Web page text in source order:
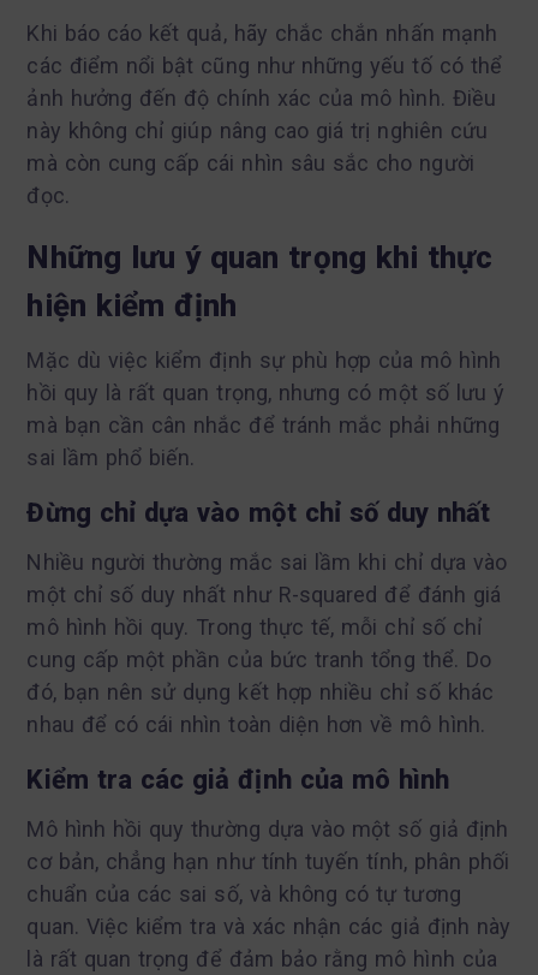
Khi báo cáo kết quả, hãy chắc chắn nhấn mạnh
các điểm nổi bật cũng như những yếu tố có thể
ảnh hưởng đến độ chính xác của mô hình. Điều
này không chỉ giúp nâng cao giá trị nghiên cứu
mà còn cung cấp cái nhìn sâu sắc cho người
đọc.
Những lưu ý quan trọng khi thực
hiện kiểm định
Mặc dù việc kiểm định sự phù hợp của mô hình
hồi quy là rất quan trọng, nhưng có một số lưu ý
mà bạn cần cân nhắc để tránh mắc phải những
sai lầm phổ biến.
Đừng chỉ dựa vào một chỉ số duy nhất
Nhiều người thường mắc sai lầm khi chỉ dựa vào
một chỉ số duy nhất như R-squared để đánh giá
mô hình hồi quy. Trong thực tế, mỗi chỉ số chỉ
cung cấp một phần của bức tranh tổng thể. Do
đó, bạn nên sử dụng kết hợp nhiều chỉ số khác
nhau để có cái nhìn toàn diện hơn về mô hình.
Kiểm tra các giả định của mô hình
Mô hình hồi quy thường dựa vào một số giả định
cơ bản, chẳng hạn như tính tuyến tính, phân phối
chuẩn của các sai số, và không có tự tương
quan. Việc kiểm tra và xác nhận các giả định này
là rất quan trọng để đảm bảo rằng mô hình của